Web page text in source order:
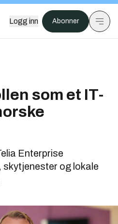
Logg inn Abonner
som et IT-
Enterprise
skytjenester og lokale